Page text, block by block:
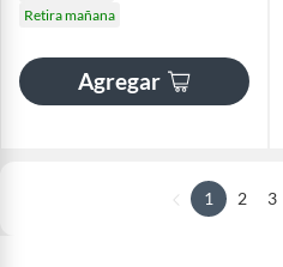
Retira mañana
Agregar
1 2 3